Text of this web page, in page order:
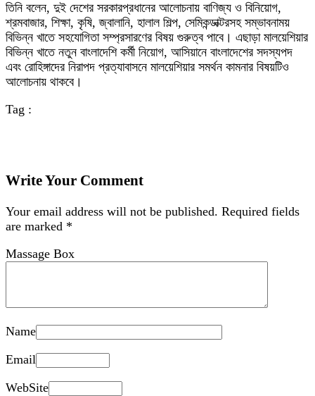
তিনি বলেন, দুই দেশের সরকারপ্রধানের আলোচনায় বাণিজ্য ও বিনিয়োগ,
শ্রমবাজার, শিক্ষা, কৃষি, জ্বালানি, হালাল শিল্প, সেমিকন্ডাক্টরসহ সম্ভাবনাময়
বিভিন্ন খাতে সহযোগিতা সম্প্রসারণের বিষয় গুরুত্ব পাবে। এছাড়া মালয়েশিয়ার
বিভিন্ন খাতে নতুন বাংলাদেশি কর্মী নিয়োগ, আসিয়ানে বাংলাদেশের সদস্যপদ
এবং রোহিঙ্গাদের নিরাপদ প্রত্যাবাসনে মালয়েশিয়ার সমর্থন কামনার বিষয়টিও
আলোচনায় থাকবে।
Tag :
Write Your Comment
Your email address will not be published. Required fields
are marked *
Massage Box
Name
Email
WebSite